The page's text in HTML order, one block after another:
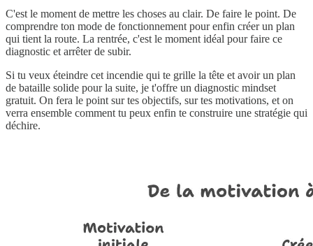
C'est le moment de mettre les choses au clair. De faire le point. De
comprendre ton mode de fonctionnement pour enfin créer un plan
qui tient la route. La rentrée, c'est le moment idéal pour faire ce
diagnostic et arrêter de subir.
Si tu veux éteindre cet incendie qui te grille la tête et avoir un plan
de bataille solide pour la suite, je t'offre un diagnostic mindset
gratuit. On fera le point sur tes objectifs, sur tes motivations, et on
verra ensemble comment tu peux enfin te construire une stratégie qui
déchire.